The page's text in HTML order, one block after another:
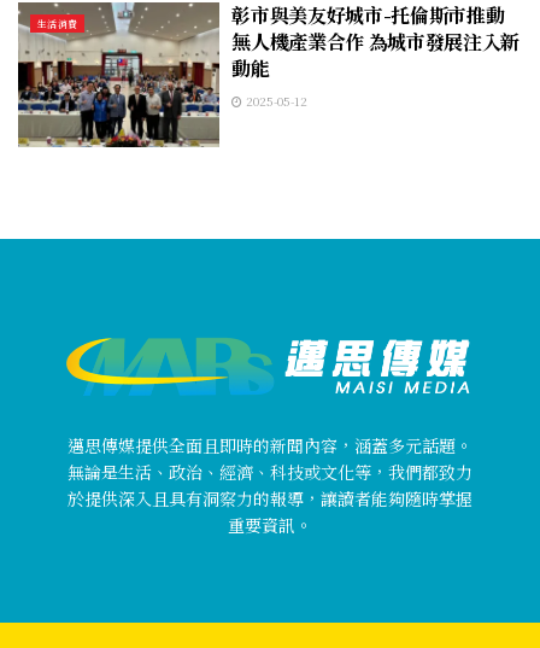
生活消費
彰市與美友好城市-托倫斯市推動
無人機產業合作 為城市發展注入新
動能
2025-05-12
邁思傳媒提供全面且即時的新聞內容，涵蓋多元話題。
無論是生活、政治、經濟、科技或文化等，我們都致力
於提供深入且具有洞察力的報導，讓讀者能夠隨時掌握
重要資訊。